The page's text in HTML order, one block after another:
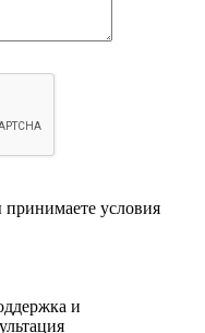
условия